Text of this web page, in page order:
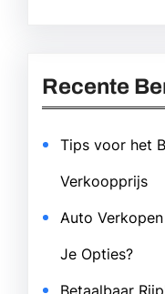
Recente
Tips voor het
Verkoopprijs
Auto
Je Opties?
Betaalbaar